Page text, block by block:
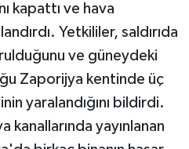
kapattı ve hava
Yetkililer, saldırıda
ve güneydeki
Zaporijya kentinde üç
yaralandığını bildirdi.
kanallarında yayınlanan